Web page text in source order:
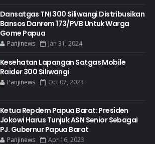
Dansatgas TNI 300 Siliwangi Distribusikan
Bansos Danrem 173/PVB Untuk Warga
Gome Papua
Panjinews Jan 31, 2024
Kesehatan Lapangan Satgas Mobile
Raider 300 Siliwangi
Panjinews Oct 07, 2023
Ketua Repdem Papua Barat: Presiden
Jokowi Harus Tunjuk ASN Senior Sebagai
PJ. Gubernur Papua Barat
Panjinews Apr 16, 2023